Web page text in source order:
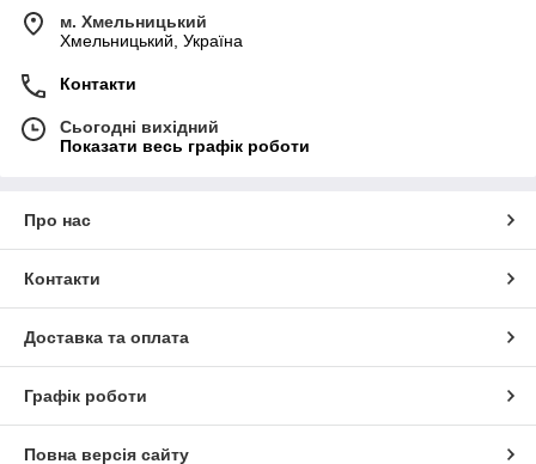
м. Хмельницький
Хмельницький, Україна
Контакти
Сьогодні вихідний
Показати весь графік роботи
Про нас
Контакти
Доставка та оплата
Графік роботи
Повна версія сайту